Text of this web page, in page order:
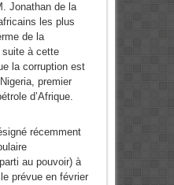
Jonathan de la
les plus
de la
suite à cette
la corruption est
premier
d’Afrique.
récemment
au pouvoir) à
prévue en février